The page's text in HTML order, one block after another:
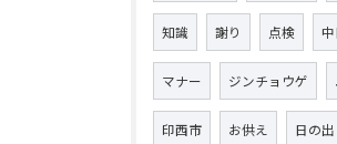
知識 謝り 点検 中
マナー ジンチョウゲ
印西市 お供え 日の出